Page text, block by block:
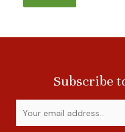
Subscribe